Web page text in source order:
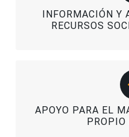
INFORMACIÓN Y
RECURSOS
APOYO PARA EL